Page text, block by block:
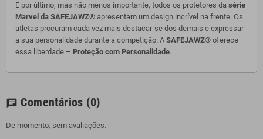
E por último, mas não menos importante, todos os protetores da série
Marvel da SAFEJAWZ® apresentam um design incrível na frente. Os
atletas procuram cada vez mais destacar-se dos demais e expressar
a sua personalidade durante a competição. A SAFEJAWZ® oferece
essa liberdade – Proteção com Personalidade.
chat Comentários (0)
De momento, sem avaliações.